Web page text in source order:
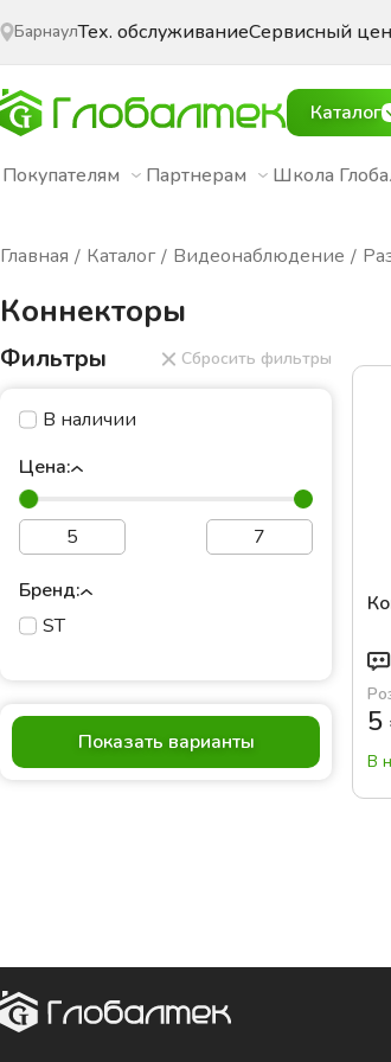
БарнаулТех. обслуживаниеСервисный
Каталог
Покупателям Партнерам Школа
Главная Каталог Видеонаблюдение
Коннекторы
Фильтры Сбросить фильтры
В наличии
Цена:
Бренд:
ST
Показать варианты
5
В